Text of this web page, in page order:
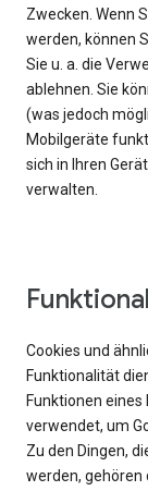
Zwecken. Wenn
werden, können
Sie u. a. die
ablehnen. Sie
(was jedoch
Mobilgeräte
sich in Ihren
verwalten.
Cookies und
Funktionalität
Funktionen
verwendet, um
Zu den Dingen,
werden, gehören